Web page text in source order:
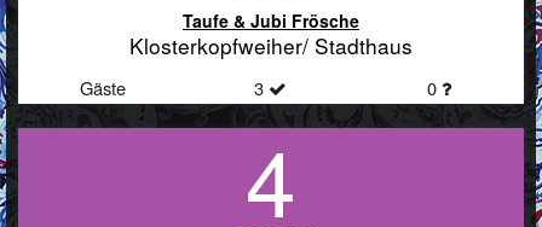
Taufe & Jubi Frösche
Klosterkopfweiher/ Stadthaus
Gäste 3 0
4